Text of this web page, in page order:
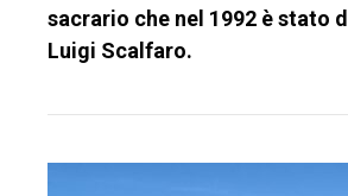
sacrario che nel 1992 è stato
Luigi Scalfaro.